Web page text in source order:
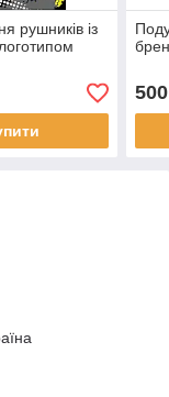
рушників із
500